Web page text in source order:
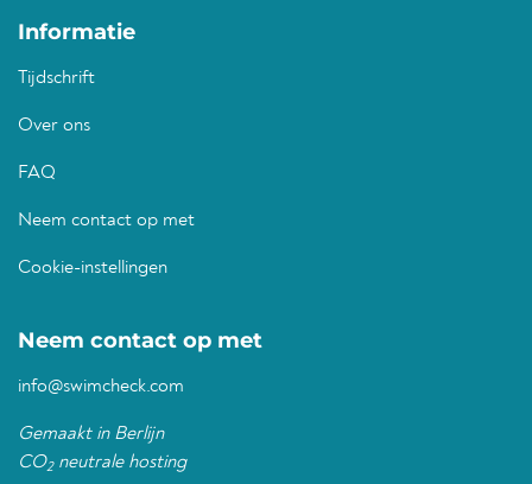
Informatie
Tijdschrift
Over ons
FAQ
Neem contact op met
Cookie-instellingen
Neem contact op met
info@swimcheck.com
Gemaakt in Berlijn
CO2neutrale hosting